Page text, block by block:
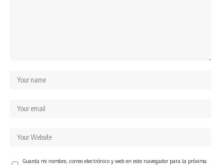
Guarda mi nombre, correo electrónico y web en este navegador para la próxima